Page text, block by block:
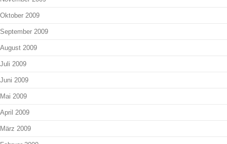
Oktober 2009
September 2009
August 2009
Juli 2009
Juni 2009
Mai 2009
April 2009
März 2009